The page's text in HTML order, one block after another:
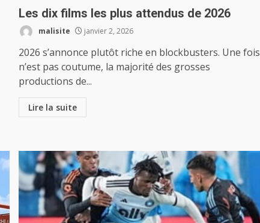
Les dix films les plus attendus de 2026
malisite janvier 2, 2026
2026 s’annonce plutôt riche en blockbusters. Une fois
n’est pas coutume, la majorité des grosses
productions de...
Lire la suite